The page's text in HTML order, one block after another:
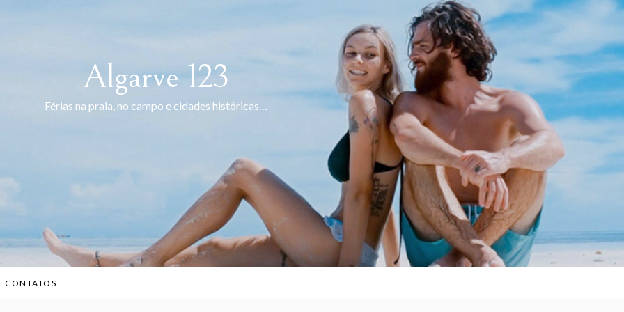
Algarve 123
Férias na praia, no campo e cidades históricas…
CONTATOS